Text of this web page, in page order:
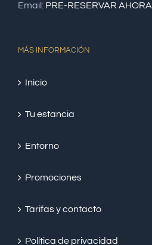
Email: PRE-RESERVAR AHORA
MÁS INFORMACIÓN
Inicio
Tu estancia
Entorno
Promociones
Tarifas y contacto
Política de privacidad